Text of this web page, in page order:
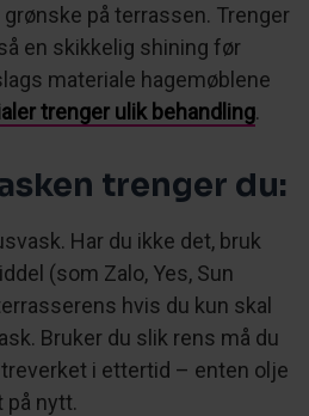
på terrassen. Trenger
en skikkelig shining før
materiale hagemøblene
trenger ulik behandling.
trenger du:
Har du ikke det, bruk
(som Zalo, Yes, Sun
hvis du kun skal
Bruker du slik rens må du
i ettertid – enten olje
på nytt.